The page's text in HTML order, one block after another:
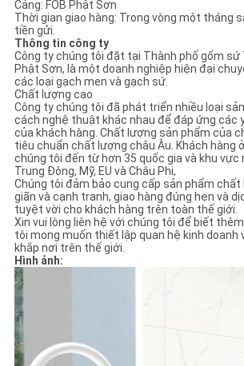
Cảng: FOB Phật Sơn
Thời gian giao hàng: Trong vòng một tháng
tiền gửi.
Thông tin công ty
Công ty chúng tôi đặt tại Thành phố gốm sứ
Phật Sơn, là một doanh nghiệp hiện đại
các loại gạch men và gạch sứ.
Chất lượng cao
Công ty chúng tôi đã phát triển nhiều loại
cách nghệ thuật khác nhau để đáp ứng các
của khách hàng. Chất lượng sản phẩm của
tiêu chuẩn chất lượng châu Âu. Khách hàng
chúng tôi đến từ hơn 35 quốc gia và khu vực
Trung Đông, Mỹ, EU và Châu Phi,
Chúng tôi đảm bảo cung cấp sản phẩm
giãn và cạnh tranh, giao hàng đúng hẹn và
tuyệt vời cho khách hàng trên toàn thế giới.
Xin vui lòng liên hệ với chúng tôi để biết
tôi mong muốn thiết lập quan hệ kinh doanh
khắp nơi trên thế giới.
Hình ảnh: